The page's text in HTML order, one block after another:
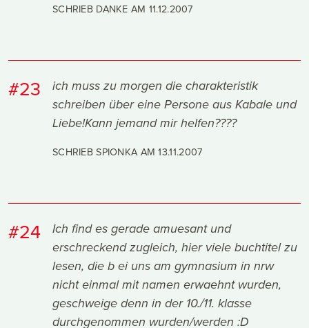
SCHRIEB DANKE AM 11.12.2007
#23
ich muss zu morgen die charakteristik
schreiben über eine Persone aus Kabale und
Liebe!Kann jemand mir helfen????
SCHRIEB SPIONKA AM13.11.2007
#24
Ich find es gerade amuesant und
erschreckend zugleich, hier viele buchtitel zu
lesen, die b ei uns am gymnasium in nrw
nicht einmal mit namen erwaehnt wurden,
geschweige denn in der 10./11. klasse
durchgenommen wurden/werden :D